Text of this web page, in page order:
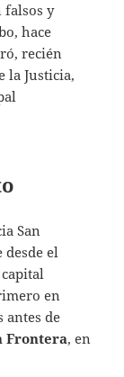
falsos y
hace
recién
la Justicia,
San
desde el
en
antes de
Frontera, en